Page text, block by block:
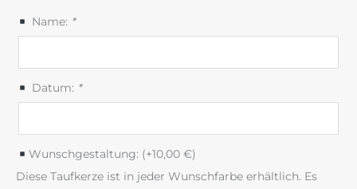
Name: *
Datum: *
Wunschgestaltung: (+10,00 €)
Diese Taufkerze ist in jeder Wunschfarbe erhältlich. Es